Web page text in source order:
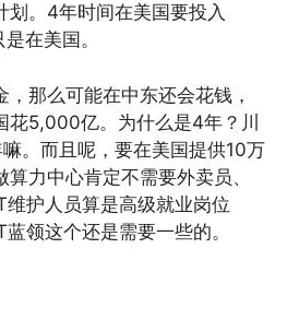
划。4年时间在美国要投入
在美国。
那么可能在中东还会花钱，
花5,000亿。为什么是4年？川
。而且呢，要在美国提供10万
力中心肯定不需要外卖员、
护人员算是高级就业岗位
领这个还是需要一些的。